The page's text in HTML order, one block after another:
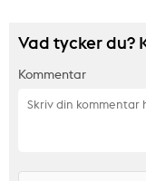
Vad tycker du?
Kommentar